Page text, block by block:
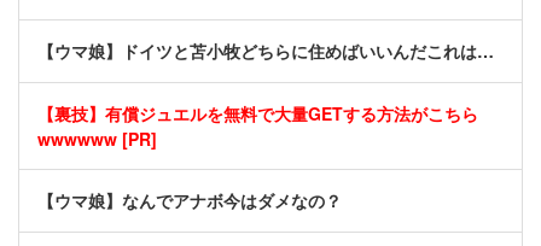
【ウマ娘】ドイツと苫小牧どちらに住めばいいんだこれは…
【裏技】有償ジュエルを無料で大量GETする方法がこちら
wwwwww [PR]
【ウマ娘】なんでアナボ今はダメなの？